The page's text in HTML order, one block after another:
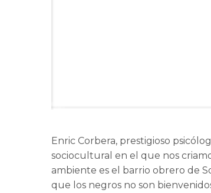
Enric Corbera, prestigioso
sociocultural en el que nos
ambiente es el barrio obrero de
que los negros no son